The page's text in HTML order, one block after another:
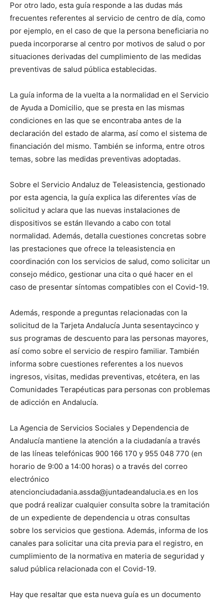
Por otro lado, esta guía responde a las dudas más
frecuentes referentes al servicio de centro de día, como
por ejemplo, en el caso de que la persona beneficiaria no
pueda incorporarse al centro por motivos de salud o por
situaciones derivadas del cumplimiento de las medidas
preventivas de salud pública establecidas.
La guía informa de la vuelta a la normalidad en el Servicio
de Ayuda a Domicilio, que se presta en las mismas
condiciones en las que se encontraba antes de la
declaración del estado de alarma, así como el sistema de
financiación del mismo. También se informa, entre otros
temas, sobre las medidas preventivas adoptadas.
Sobre el Servicio Andaluz de Teleasistencia, gestionado
por esta agencia, la guía explica las diferentes vías de
solicitud y aclara que las nuevas instalaciones de
dispositivos se están llevando a cabo con total
normalidad. Además, detalla cuestiones concretas sobre
las prestaciones que ofrece la teleasistencia en
coordinación con los servicios de salud, como solicitar un
consejo médico, gestionar una cita o qué hacer en el
caso de presentar síntomas compatibles con el Covid-19.
Además, responde a preguntas relacionadas con la
solicitud de la Tarjeta Andalucía Junta sesentaycinco y
sus programas de descuento para las personas mayores,
así como sobre el servicio de respiro familiar. También
informa sobre cuestiones referentes a los nuevos
ingresos, visitas, medidas preventivas, etcétera, en las
Comunidades Terapéuticas para personas con problemas
de adicción en Andalucía.
La Agencia de Servicios Sociales y Dependencia de
Andalucía mantiene la atención a la ciudadanía a través
de las líneas telefónicas 900 166 170 y 955 048 770 (en
horario de 9:00 a 14:00 horas) o a través del correo
electrónico
atencionciudadania.assda@juntadeandalucia.es en los
que podrá realizar cualquier consulta sobre la tramitación
de un expediente de dependencia u otras consultas
sobre los servicios que gestiona. Además, informa de los
canales para solicitar una cita previa para el registro, en
cumplimiento de la normativa en materia de seguridad y
salud pública relacionada con el Covid-19.
Hay que resaltar que esta nueva guía es un documento